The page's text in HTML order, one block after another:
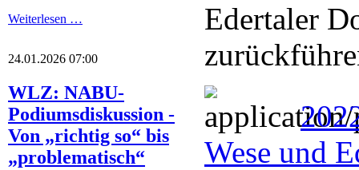
Weiterlesen …
24.01.2026 07:00
WLZ: NABU-
Podiumsdiskussion -
Von „richtig so“ bis
„problematisch“
Edertaler
Wese und